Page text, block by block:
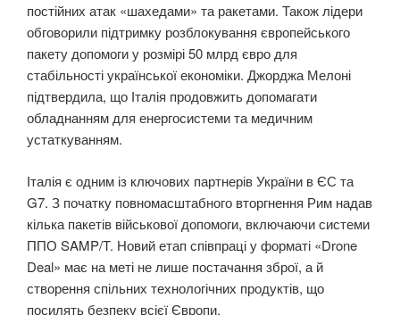
постійних атак «шахедами» та ракетами. Також лідери
обговорили підтримку розблокування європейського
пакету допомоги у розмірі 50 млрд євро для
стабільності української економіки. Джорджа Мелоні
підтвердила, що Італія продовжить допомагати
обладнанням для енергосистеми та медичним
устаткуванням.
Італія є одним із ключових партнерів України в ЄС та
G7. З початку повномасштабного вторгнення Рим надав
кілька пакетів військової допомоги, включаючи системи
ППО SAMP/T. Новий етап співпраці у форматі «Drone
Deal» має на меті не лише постачання зброї, а й
створення спільних технологічних продуктів, що
посилять безпеку всієї Європи.